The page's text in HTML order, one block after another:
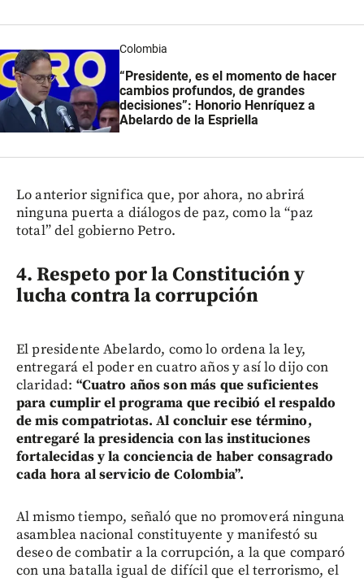
Colombia
“Presidente, es el momento de hacer
cambios profundos, de grandes
decisiones”: Honorio Henríquez a
Abelardo de la Espriella
Lo anterior significa que, por ahora, no abrirá
ninguna puerta a diálogos de paz, como la “paz
total” del gobierno Petro.
4. Respeto por la Constitución y
lucha contra la corrupción
El presidente Abelardo, como lo ordena la ley,
entregará el poder en cuatro años y así lo dijo con
claridad: “Cuatro años son más que suficientes
para cumplir el programa que recibió el respaldo
de mis compatriotas. Al concluir ese término,
entregaré la presidencia con las instituciones
fortalecidas y la conciencia de haber consagrado
cada hora al servicio de Colombia”.
Al mismo tiempo, señaló que no promoverá ninguna
asamblea nacional constituyente y manifestó su
deseo de combatir a la corrupción, a la que comparó
con una batalla igual de difícil que el terrorismo, el